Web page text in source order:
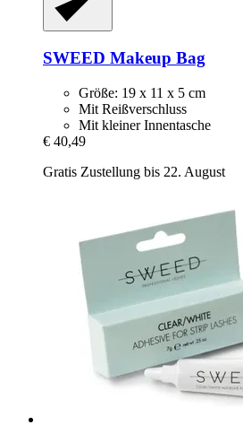
SWEED Makeup Bag
Größe: 19 x 11 x 5 cm
Mit Reißverschluss
Mit kleiner Innentasche
€ 40,49
Gratis Zustellung bis 22. August